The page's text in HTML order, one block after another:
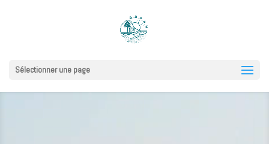
Sélectionner une page